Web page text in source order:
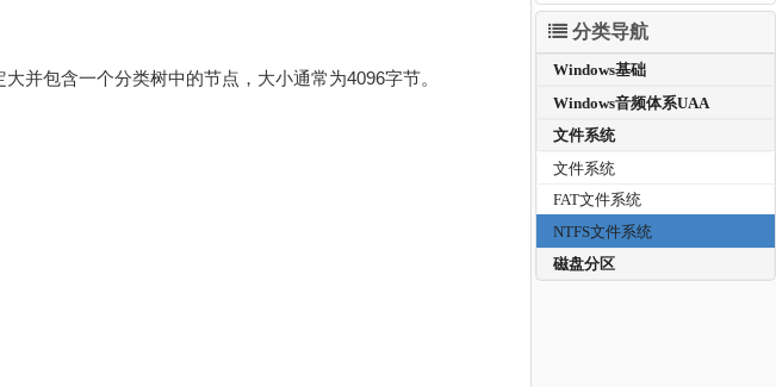
并包含一个分类树中的节点，大小通常为4096字节。
分类导航
Windows基础
Windows音频体系UAA
文件系统
文件系统
FAT文件系统
NTFS文件系统
磁盘分区